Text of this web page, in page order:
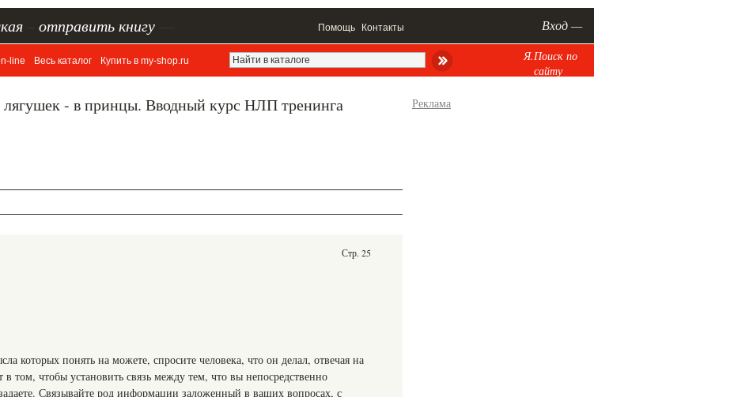
отправить книгу Помощь Контакты Вход —
line Весь каталог Купить в my-shop.ru
Я.Поиск по
сайту
- в принцы. Вводный курс НЛП тренинга
Стр. 25
которых понять на можете, спросите человека, что он делал, отвечая на
том, чтобы установить связь между тем, что вы непосредственно
Связывайте род информации заложенный в ваших вопросах, с
Реклама